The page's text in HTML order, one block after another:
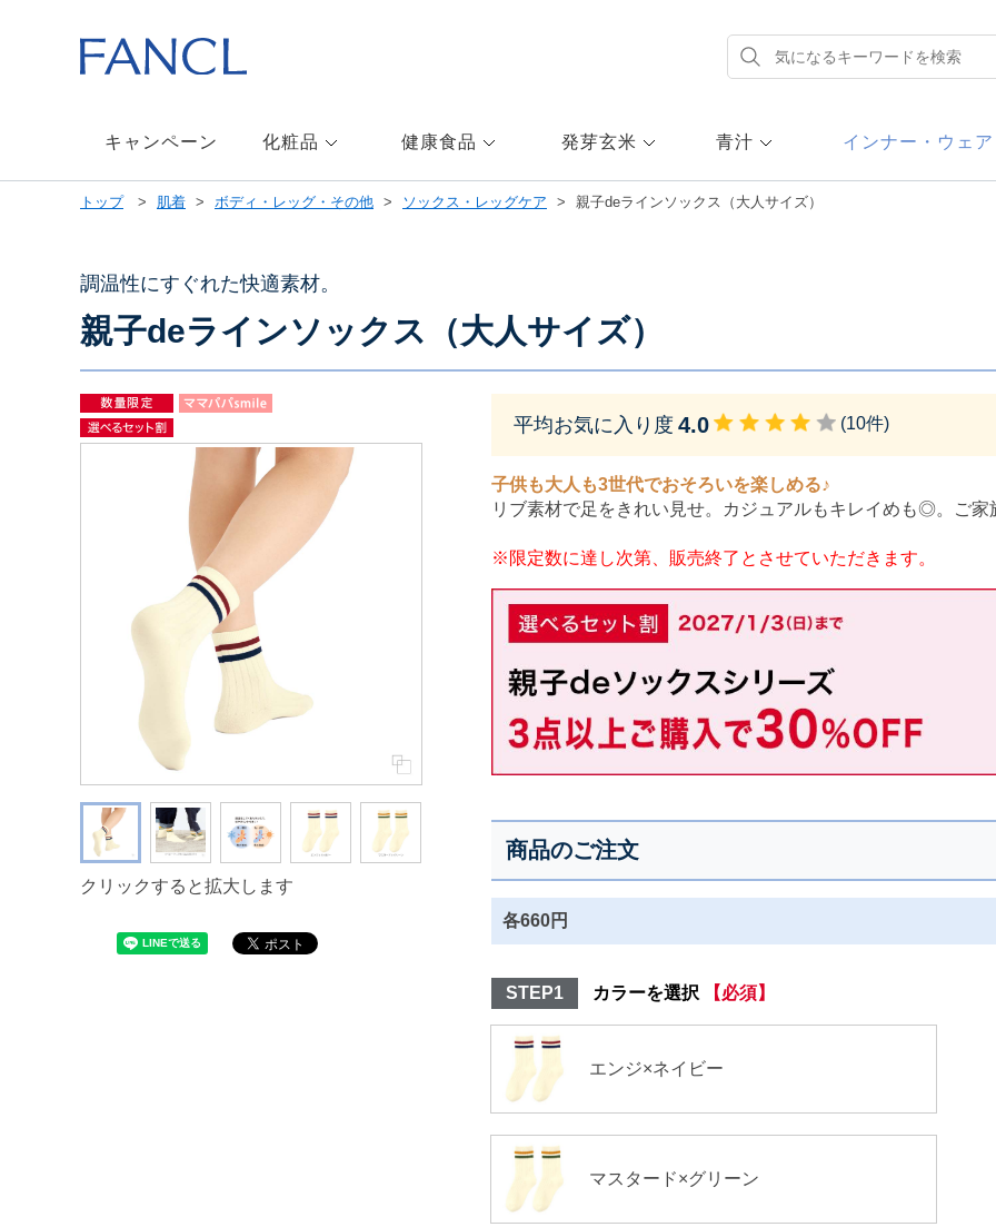
メ
キャンペーン 化粧品 健康食品 発芽玄米 青汁 インナー・ウェア
トップ 肌着 ボディ・レッグ・その他 ソックス・レッグケア 親子deラインソックス（大人サイズ）
調温性にすぐれた快適素材。
親子deラインソックス（大人サイズ）
クリックすると拡大します
平均お気に入り度 4.0 (10件)
子供も大人も3世代でおそろいを楽しめる♪
リブ素材で足をきれい見せ。カジュアルもキレイめも◎。ご家
※限定数に達し次第、販売終了とさせていただきます。
商品のご注文
各660円
STEP1 カラーを選択 【必須】
エンジ×ネイビー
マスタード×グリーン